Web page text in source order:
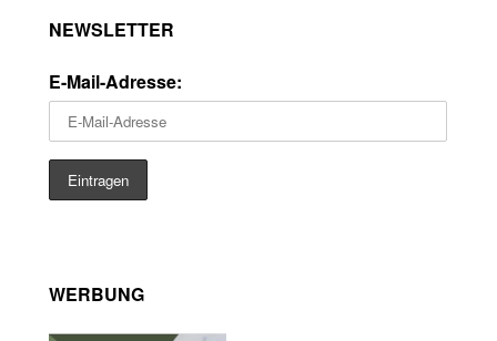
NEWSLETTER
E-Mail-Adresse:
WERBUNG